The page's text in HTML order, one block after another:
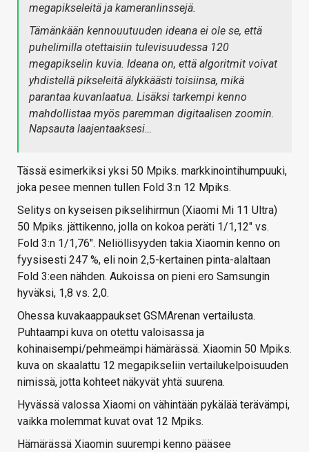
megapikseleitä ja kameranlinssejä.
Tämänkään kennouutuuden ideana ei ole se, että
puhelimilla otettaisiin tulevisuudessa 120
megapikselin kuvia. Ideana on, että algoritmit voivat
yhdistellä pikseleitä älykkäästi toisiinsa, mikä
parantaa kuvanlaatua. Lisäksi tarkempi kenno
mahdollistaa myös paremman digitaalisen zoomin.
Napsauta laajentaaksesi…
Tässä esimerkiksi yksi 50 Mpiks. markkinointihumpuuki,
joka pesee mennen tullen Fold 3:n 12 Mpiks.
Selitys on kyseisen pikselihirmun (Xiaomi Mi 11 Ultra)
50 Mpiks. jättikenno, jolla on kokoa peräti 1/1,12" vs.
Fold 3:n 1/1,76". Neliöllisyyden takia Xiaomin kenno on
fyysisesti 247 %, eli noin 2,5-kertainen pinta-alaltaan
Fold 3:een nähden. Aukoissa on pieni ero Samsungin
hyväksi, 1,8 vs. 2,0.
Ohessa kuvakaappaukset GSMArenan vertailusta.
Puhtaampi kuva on otettu valoisassa ja
kohinaisempi/pehmeämpi hämärässä. Xiaomin 50 Mpiks.
kuva on skaalattu 12 megapikseliin vertailukelpoisuuden
nimissä, jotta kohteet näkyvät yhtä suurena.
Hyvässä valossa Xiaomi on vähintään pykälää terävämpi,
vaikka molemmat kuvat ovat 12 Mpiks.
Hämärässä Xiaomin suurempi kenno pääsee